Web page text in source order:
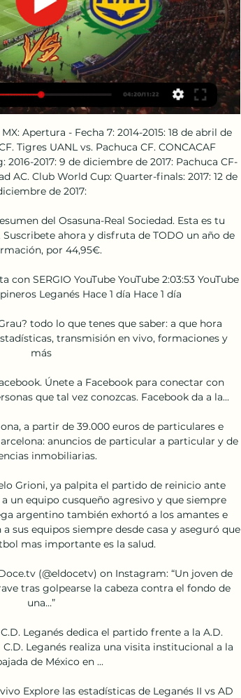
Apertura - Fecha 7: 2014-2015: 18 de abril de
Tigres UANL vs. Pachuca CF. CONCACAF
2016-2017: 9 de diciembre de 2017: Pachuca CF-
AC. Club World Cup: Quarter-finals: 2017: 12 de
de 2017:
del Osasuna-Real Sociedad. Esta es tu
ahora y disfruta de TODO un año de
por 44,95€.
con SERGIO YouTube YouTube 2:03:53 YouTube
Leganés Hace 1 día Hace 1 día
todo lo que tenes que saber: a que hora
transmisión en vivo, formaciones y
más
Únete a Facebook para conectar con
que tal vez conozcas. Facebook da a la...
a partir de 39.000 euros de particulares e
anuncios de particular a particular y de
inmobiliarias.
Grioni, ya palpita el partido de reinicio ante
un equipo cusqueño agresivo y que siempre
argentino también exhortó a los amantes e
sus equipos siempre desde casa y aseguró que
mas importante es la salud.
(@eldocetv) on Instagram: “Un joven de
tras golpearse la cabeza contra el fondo de
una…”
Leganés dedica el partido frente a la A.D.
Leganés realiza una visita institucional a la
de México en ...
Explore las estadísticas de Leganés II vs AD